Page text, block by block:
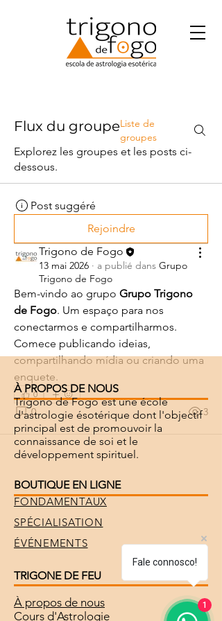
Flux du groupeListe de
groupes
Explorez les groupes et les posts ci-
dessous.
Post suggéré
Rejoindre
Trigono de Fogo
13 mai 2026 · a publié dans Grupo
Trigono de Fogo
Bem-vindo ao grupo Grupo Trigono
de Fogo. Um espaço para nos
conectarmos e compartilharmos.
Comece publicando ideias,
compartilhando mídia ou criando uma
enquete.
0
0 3
À PROPOS DE NOUS
Trigono de Fogo est une école
d'astrologie ésotérique dont l'objectif
principal est de promouvoir la
connaissance de soi et le
développement spirituel.
BOUTIQUE EN LIGNE
FONDAMENTAUX
SPÉCIALISATION
ÉVÉNEMENTS
TRIGONE DE FEU
À propos de nous
Cours d'Astrologie
Fale connosco!
1